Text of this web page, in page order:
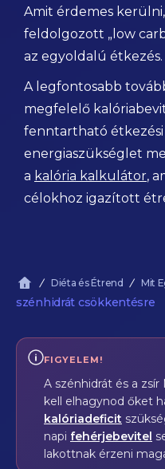
Amit érdemes
feldolgozott „low
az egyoldalú étkezés.
A legfontosabb
megfelelő
fenntartható étkezési
energiaszükséglet
a kalória kalkulátor,
célokhoz igazított
Diéta és Étrend Mit
szénhidrát csökkentésre
FIGYELEM!
A szénhidrát és a
kell elhagynod őket
kalóriadeficit
napi fehérjebevitel
lakottnak érzeni